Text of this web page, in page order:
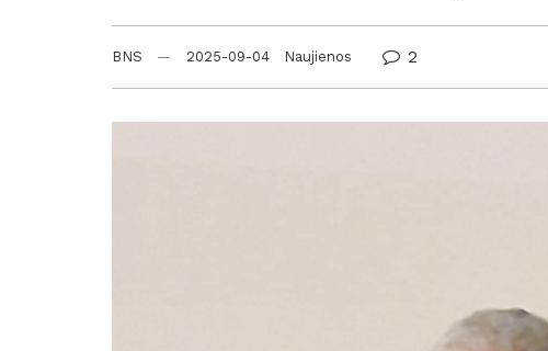
BNS 2025-09-04 Naujienos 2